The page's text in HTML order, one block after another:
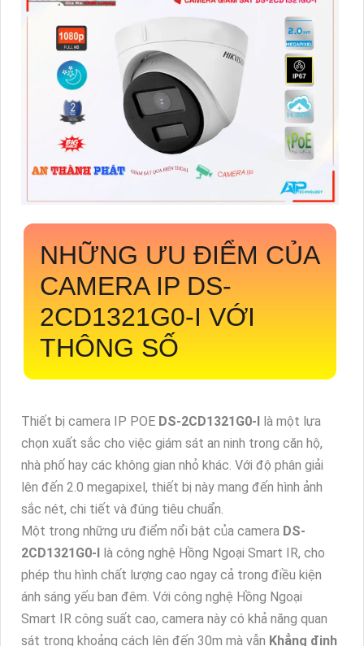
NHỮNG ƯU ĐIỂM CỦA
CAMERA IP DS-
2CD1321G0-I VỚI
THÔNG SỐ
Thiết bị camera IP POE DS-2CD1321G0-I là một lựa
chọn xuất sắc cho việc giám sát an ninh trong căn hộ,
nhà phố hay các không gian nhỏ khác. Với độ phân giải
lên đến 2.0 megapixel, thiết bị này mang đến hình ảnh
sắc nét, chi tiết và đúng tiêu chuẩn.
Một trong những ưu điểm nổi bật của camera DS-
2CD1321G0-I là công nghệ Hồng Ngoại Smart IR, cho
phép thu hình chất lượng cao ngay cả trong điều kiện
ánh sáng yếu ban đêm. Với công nghệ Hồng Ngoại
Smart IR công suất cao, camera này có khả năng quan
sát trong khoảng cách lên đến 30m mà vẫn Khẳng định